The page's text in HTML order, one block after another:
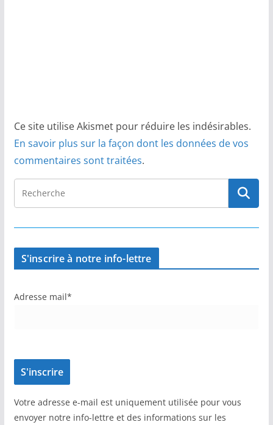
Ce site utilise Akismet pour réduire les indésirables.
En savoir plus sur la façon dont les données de vos
commentaires sont traitées.
S'inscrire à notre info-lettre
Adresse mail*
Votre adresse e-mail est uniquement utilisée pour vous
envoyer notre info-lettre et des informations sur les